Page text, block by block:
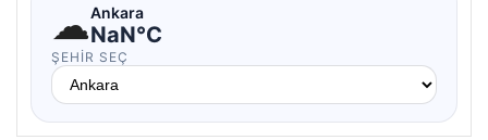
☁Ankara
NaN°C
ŞEHIR SEÇ